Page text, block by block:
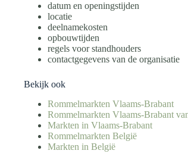
datum en openingstijden
locatie
deelnamekosten
opbouwtijden
regels voor standhouders
contactgegevens van de organisatie
Bekijk ook
Rommelmarkten Vlaams-Brabant
Rommelmarkten Vlaams-Brabant
Markten in Vlaams-Brabant
Rommelmarkten België
Markten in België